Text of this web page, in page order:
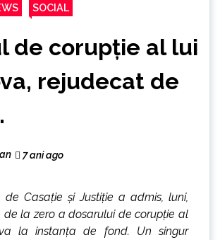
SOCIAL
de corupţie al lui
rejudecat de
7 ani ago
de Casație și Justiție a admis, luni,
la zero a dosarului de corupție al
la instanța de fond. Un singur